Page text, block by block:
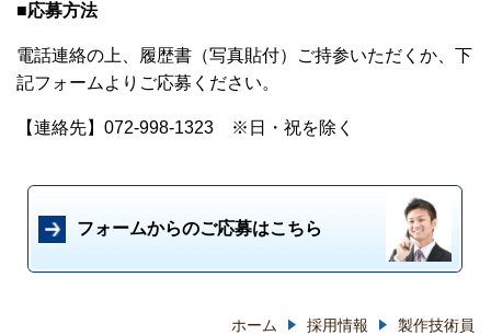
■応募方法
電話連絡の上、履歴書（写真貼付）ご持参いただくか、下
記フォームよりご応募ください。
【連絡先】 072-998-1323 ※日・祝を除く
フォームからのご応募はこちら
ホーム 採用情報 製作技術員